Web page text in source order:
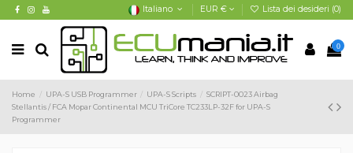
Italiano EUR € Lista dei desideri (0)
0
Home UPA-S USB Programmer UPA-S Scripts
SCRIPT-0023 Airbag
Stellantis / FCA Mopar Continental MCU TriCore TC233LP-32F for UPA-S
Programmer